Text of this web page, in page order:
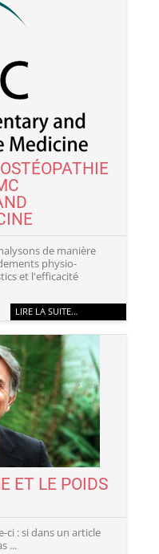
de manière
physio-
et l'efficacité
LIRE LA SUITE…
ET LE POIDS
ci : si dans un article
...